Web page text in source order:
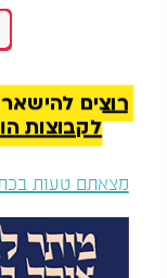
תבלו במלח
הוסיפו את
טעימת הרוטב
העדפתכם.
שימור והגשה:
רוטב זה נשמר
ימים.
רוצים
לקבוצות
מצאתם טעות